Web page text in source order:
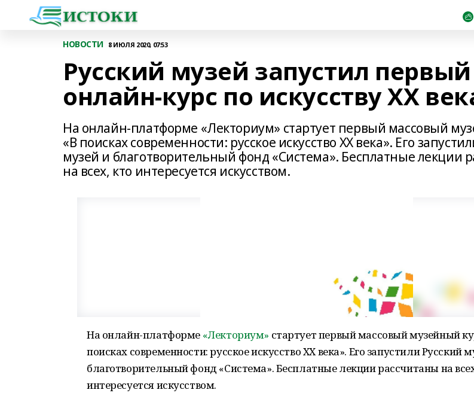
НОВОСТИ 8 ИЮЛЯ 2020, 07:53
Русский музей запустил первый
онлайн-курс по искусству XX
На онлайн-платформе «Лекториум» стартует первый массовый
«В поисках современности: русское искусство XX века». Его
музей и благотворительный фонд «Система». Бесплатные лекции
на всех, кто интересуется искусством.
На онлайн-платформе «Лекториум» стартует первый массовый музейный
поисках современности: русское искусство XX века». Его запустили Русский
благотворительный фонд «Система». Бесплатные лекции рассчитаны на
интересуется искусством.